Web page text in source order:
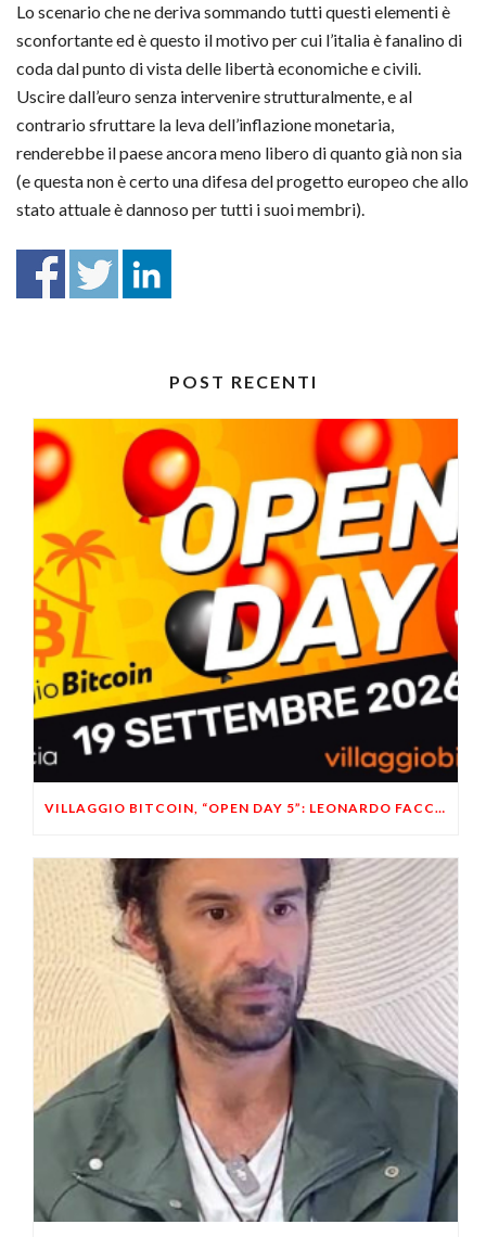
Lo scenario che ne deriva sommando tutti questi elementi è
sconfortante ed è questo il motivo per cui l’italia è fanalino di
coda dal punto di vista delle libertà economiche e civili.
Uscire dall’euro senza intervenire strutturalmente, e al
contrario sfruttare la leva dell’inflazione monetaria,
renderebbe il paese ancora meno libero di quanto già non sia
(e questa non è certo una difesa del progetto europeo che allo
stato attuale è dannoso per tutti i suoi membri).
POST RECENTI
VILLAGGIO BITCOIN, “OPEN DAY 5”: LEONARDO FACCO OSPITE A BRESCIA